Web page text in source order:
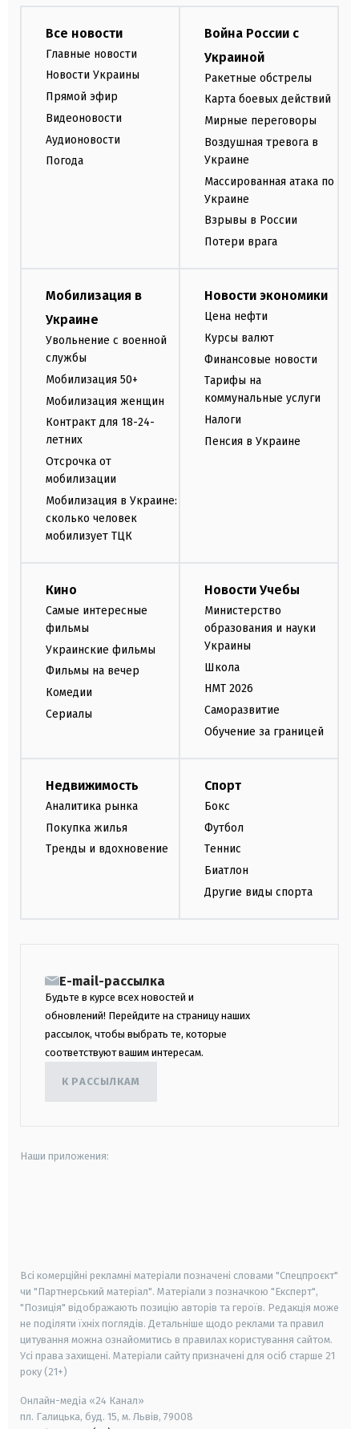
Все новости
Главные новости
Новости Украины
Прямой эфир
Видеоновости
Аудионовости
Погода
Война России с
Украиной
Ракетные обстрелы
Карта боевых действий
Мирные переговоры
Воздушная тревога в
Украине
Массированная атака по
Украине
Взрывы в России
Потери врага
Мобилизация в
Украине
Увольнение с военной
службы
Мобилизация 50+
Мобилизация женщин
Контракт для 18-24-
летних
Отсрочка от
мобилизации
Мобилизация в Украине:
сколько человек
мобилизует ТЦК
Новости экономики
Цена нефти
Курсы валют
Финансовые новости
Тарифы на
коммунальные услуги
Налоги
Пенсия в Украине
Кино
Самые интересные
фильмы
Украинские фильмы
Фильмы на вечер
Комедии
Сериалы
Новости Учебы
Министерство
образования и науки
Украины
Школа
НМТ 2026
Саморазвитие
Обучение за границей
Недвижимость
Аналитика рынка
Покупка жилья
Тренды и вдохновение
Спорт
Бокс
Футбол
Теннис
Биатлон
Другие виды спорта
E-mail-рассылка
Будьте в курсе всех новостей и
обновлений! Перейдите на страницу наших
рассылок, чтобы выбрать те, которые
соответствуют вашим интересам.
К РАССЫЛКАМ
Наши приложения:
Всі комерційні рекламні матеріали позначені словами "Спецпроєкт"
чи "Партнерський матеріал". Матеріали з позначкою "Експерт",
"Позиція" відображають позицію авторів та героїв. Редакція може
не поділяти їхніх поглядів. Детальніше щодо реклами та правил
цитування можна ознайомитись в правилах користування сайтом.
Усі права захищені. Матеріали сайту призначені для осіб старше 21
року (21+)
Онлайн-медіа «24 Канал»
пл. Галицька, буд. 15, м. Львів, 79008